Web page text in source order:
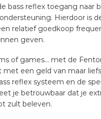
bass reflex toegang naar
Hierdoor is
relatief goedkoop
geven.
of games… met de
met een geld van maar
reflex systeem en de
je betrouwbaar dat je
zult beleven.